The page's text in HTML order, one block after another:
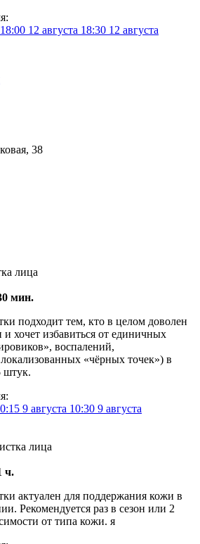
18:00 12 августа 18:30 12 августа
38
лица
мин.
подходит тем, кто в целом доволен
хочет избавиться от единичных
воспалений,
«чёрных точек») в
штук.
9 августа 10:30 9 августа
лица
ч.
актуален для поддержания кожи в
Рекомендуется раз в сезон или 2
от типа кожи. я